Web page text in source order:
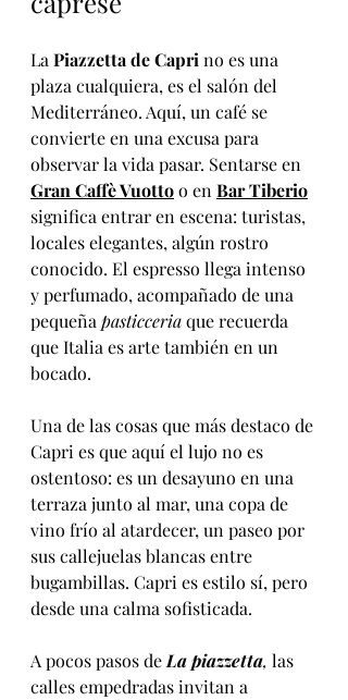
La Piazzetta de Capri no es una
plaza cualquiera, es el salón del
Mediterráneo. Aquí, un café se
convierte en una excusa para
observar la vida pasar. Sentarse en
Gran Caffè Vuotto o en Bar Tiberio
significa entrar en escena: turistas,
locales elegantes, algún rostro
conocido. El espresso llega intenso
y perfumado, acompañado de una
pequeña pasticceria que recuerda
que Italia es arte también en un
bocado.
Una de las cosas que más destaco de
Capri es que aquí el lujo no es
ostentoso: es un desayuno en una
terraza junto al mar, una copa de
vino frío al atardecer, un paseo por
sus callejuelas blancas entre
bugambillas. Capri es estilo sí, pero
desde una calma sofisticada.
A pocos pasos de La piazzetta, las
calles empedradas invitan a